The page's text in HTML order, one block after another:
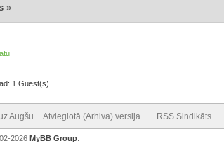
»
1 Guest(s)
Augšu Atvieglotā (Arhiva) versija RSS Sindikāts
2026 MyBB Group.